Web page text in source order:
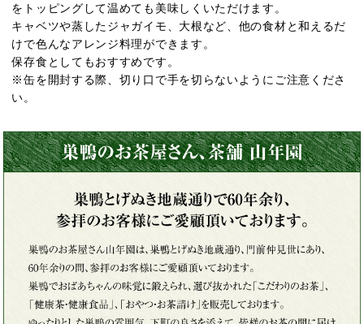
をトッピングして温めても美味しくいただけます。
キャベツや蒸したジャガイモ、大根など、他の食材と和えるだ
けで色んなアレンジ料理ができます。
保存食としてもおすすめです。
※缶を開封する際、切り口で手を切らないようにご注意くださ
い。